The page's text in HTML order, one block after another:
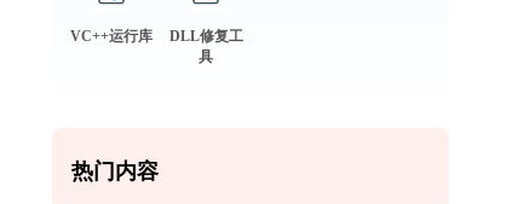
VC++运行库
DLL修复工
具
热门内容